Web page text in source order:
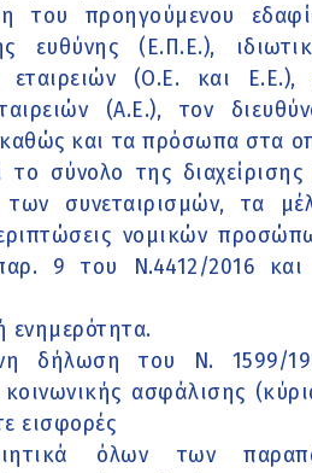
του προηγούμενου
ευθύνης (Ε.Π.Ε.),
(Ο.Ε. και Ε.Ε.),
(Α.Ε.), τον
και τα πρόσωπα στα
το σύνολο της
των συνεταιρισμών, τα
νομικών
9 του Ν.4412/2016 και
ενημερότητα.
δήλωση του Ν. 1599/
ασφάλισης
εισφορές
όλων των